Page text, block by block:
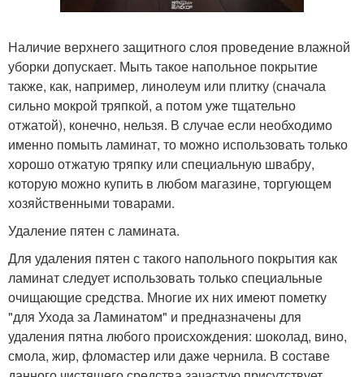
Наличие верхнего защитного слоя проведение влажной
уборки допускает. Мыть такое напольное покрытие
также, как, например, линолеум или плитку (сначала
сильно мокрой тряпкой, а потом уже тщательно
отжатой), конечно, нельзя. В случае если необходимо
именно помыть ламинат, то можно использовать только
хорошо отжатую тряпку или специальную швабру,
которую можно купить в любом магазине, торгующем
хозяйственными товарами.
Удаление пятен с ламината.
Для удаления пятен с такого напольного покрытия как
ламинат следует использовать только специальные
очищающие средства. Многие их них имеют пометку
"для Ухода за Ламинатом" и предназначены для
удаления пятна любого происхождения: шоколад, вино,
смола, жир, фломастер или даже чернила. В составе